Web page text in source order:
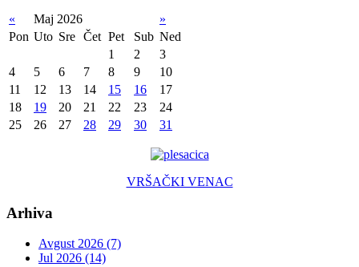
« Maj 2026
»
Pon Uto Sre Čet Pet Sub Ned
1
2
3
4
5 6 7 8 9
10
11
12 13 14 15 16
17
18
19 20 21 22 23
24
25
26 27 28 29 30 31
VRŠAČKI VENAC
Arhiva
Avgust 2026 (7)
Jul 2026 (14)